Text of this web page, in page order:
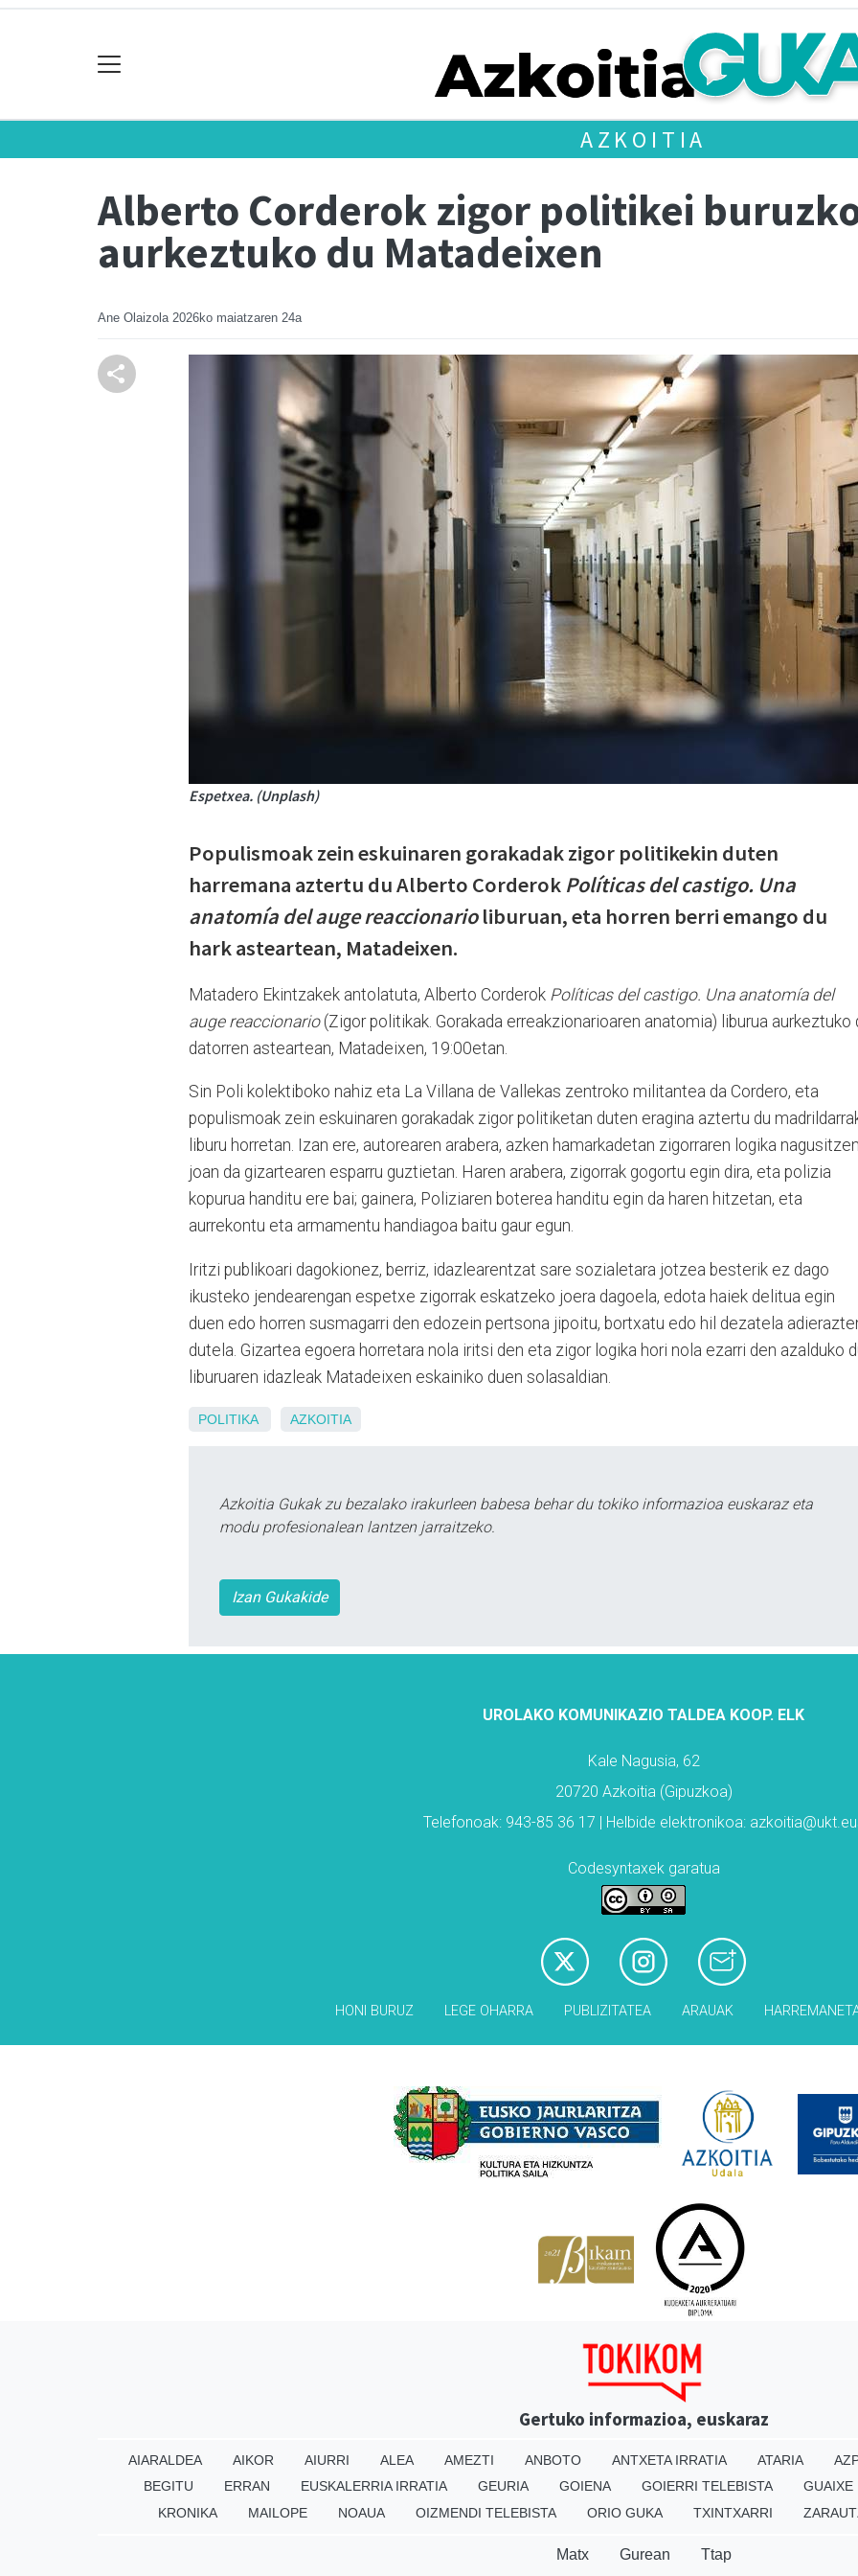
AZKOITIA
Alberto Corderok zigor politikei
aurkeztuko du Matadeixen
Ane Olaizola 2026ko maiatzaren 24a
Espetxea. (Unplash)
Populismoak zein eskuinaren gorakadak zigor politikekin duten
harremana aztertu du Alberto Corderok Políticas del castigo. Una
anatomía del auge reaccionarioliburuan, eta horren berri emango du
hark asteartean, Matadeixen.
Matadero Ekintzakek antolatuta, Alberto Corderok Políticas del castigo. Una anatomía del
auge reaccionario(Zigor politikak. Gorakada erreakzionarioaren anatomia) liburua aurkeztuko
datorren asteartean, Matadeixen, 19:00etan.
Sin Poli kolektiboko nahiz eta La Villana de Vallekas zentroko militantea da Cordero, eta
populismoak zein eskuinaren gorakadak zigor politiketan duten eragina aztertu du
liburu horretan. Izan ere, autorearen arabera, azken hamarkadetan zigorraren logika
joan da gizartearen esparru guztietan. Haren arabera, zigorrak gogortu egin dira, eta polizia
kopurua handitu ere bai; gainera, Poliziaren boterea handitu egin da haren hitzetan, eta
aurrekontu eta armamentu handiagoa baitu gaur egun.
Iritzi publikoari dagokionez, berriz, idazlearentzat sare sozialetara jotzea besterik ez dago
ikusteko jendearengan espetxe zigorrak eskatzeko joera dagoela, edota haiek delitua egin
duen edo horren susmagarri den edozein pertsona jipoitu, bortxatu edo hil dezatela
dutela. Gizartea egoera horretara nola iritsi den eta zigor logika hori nola ezarri den azalduko
liburuaren idazleak Matadeixen eskainiko duen solasaldian.
POLITIKA AZKOITIA
Azkoitia Gukak zu bezalako irakurleen babesa behar du tokiko informazioa euskaraz eta
modu profesionalean lantzen jarraitzeko.
Izan Gukakide
UROLAKO KOMUNIKAZIO TALDEA KOOP. ELK
Kale Nagusia, 62
20720 Azkoitia (Gipuzkoa)
Telefonoak: 943-85 36 17 | Helbide elektronikoa:
Codesyntaxek garatua
HONI BURUZ LEGE OHARRA PUBLIZITATEA ARAUAK
Gertuko informazioa, euskaraz
AIARALDEA AIKOR AIURRI ALEA AMEZTI ANBOTO ANTXETA IRRATIA ATARIA
BEGITU
ERRAN EUSKALERRIA IRRATIA GEURIA GOIENA GOIERRI TELEBISTA
GUAIXE
KRONIKA
MAILOPE NOAUA OIZMENDI TELEBISTA ORIO GUKA TXINTXARRI
Matx Gurean Ttap